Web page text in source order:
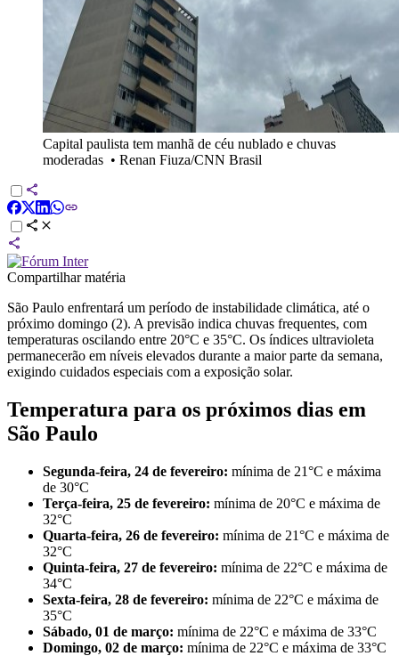
Capital paulista tem manhã de céu nublado e chuvas
moderadas • Renan Fiuza/CNN Brasil
Compartilhar matéria
São Paulo enfrentará um período de instabilidade climática, até o
próximo domingo (2). A previsão indica chuvas frequentes, com
temperaturas oscilando entre 20°C e 35°C. Os índices ultravioleta
permanecerão em níveis elevados durante a maior parte da semana,
exigindo cuidados especiais com a exposição solar.
Temperatura para os próximos dias em
São Paulo
Segunda-feira, 24 de fevereiro: mínima de 21°C e máxima
de 30°C
Terça-feira, 25 de fevereiro: mínima de 20°C e máxima de
32°C
Quarta-feira, 26 de fevereiro: mínima de 21°C e máxima de
32°C
Quinta-feira, 27 de fevereiro: mínima de 22°C e máxima de
34°C
Sexta-feira, 28 de fevereiro: mínima de 22°C e máxima de
35°C
Sábado, 01 de março: mínima de 22°C e máxima de 33°C
Domingo, 02 de março: mínima de 22°C e máxima de 33°C